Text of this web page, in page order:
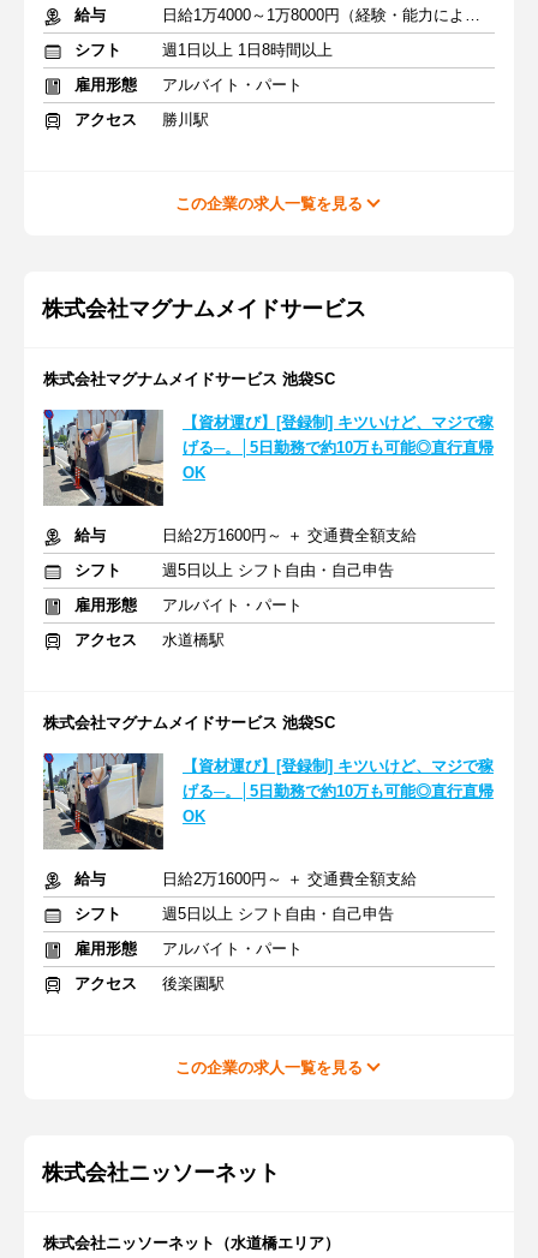
給与
日給1万4000～1万8000円（経験・能力による）
シフト
週1日以上 1日8時間以上
雇用形態
アルバイト・パート
アクセス
勝川駅
この企業の求人一覧を見る
株式会社マグナムメイドサービス
株式会社マグナムメイドサービス 池袋SC
【資材運び】[登録制] キツいけど、マジで稼
げる─。│5日勤務で約10万も可能◎直行直帰
OK
給与
日給2万1600円～ ＋ 交通費全額支給
シフト
週5日以上 シフト自由・自己申告
雇用形態
アルバイト・パート
アクセス
水道橋駅
株式会社マグナムメイドサービス 池袋SC
【資材運び】[登録制] キツいけど、マジで稼
げる─。│5日勤務で約10万も可能◎直行直帰
OK
給与
日給2万1600円～ ＋ 交通費全額支給
シフト
週5日以上 シフト自由・自己申告
雇用形態
アルバイト・パート
アクセス
後楽園駅
この企業の求人一覧を見る
株式会社ニッソーネット
株式会社ニッソーネット（水道橋エリア）